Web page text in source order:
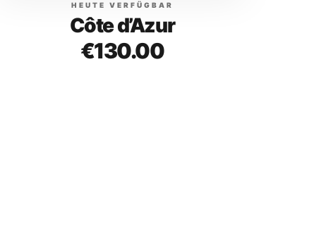
HEUTE VERFÜGBAR
Côte d’Azur
€130.00